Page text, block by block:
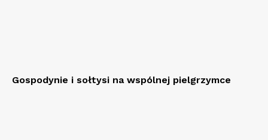
Gospodynie i sołtysi na wspólnej pielgrzymce